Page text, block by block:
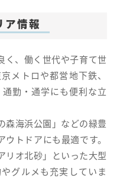
ア情報
く、働く世代や子育て世
メトロや都営地下鉄、
勤・通学にも便利な立
森海浜公園」などの緑豊
トドアにも最適です。
リオ北砂」といった大型
グルメも充実していま